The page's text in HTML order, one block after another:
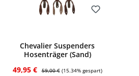
Chevalier Suspenders
Hosenträger (Sand)
Verkaufspreis:
49,95 € Regulärer Preis:
59,00 € (15.34% gespart)